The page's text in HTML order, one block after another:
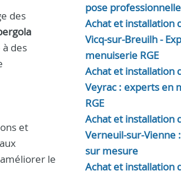
des
des
et
le
pose professionnelle
Achat et installation
Vicq-sur-Breuilh -
menuiserie RGE
Achat et installation
Veyrac : experts en
RGE
Achat et installation
Verneuil-sur-Vienne
sur mesure
Achat et installation